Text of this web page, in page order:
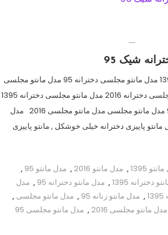
شیک 95
مدل مانتو مجلسی دخترانه 1395 مدل مانتو مجلسی دخترانه 95 مدل مانتو مجلسی
دخترانه شیک 95 مدل مانتو مجلسی دخترانه 2016 مدل مانتو مجلسی دخترانه 1395
مدل مانتو مجلسی دخترانه 95 مدل مانتو مجلسی مدل مانتو مجلسی 2016 مدل
مانتو , مدل مانتو پاییزی دخترانه خیلی خوشکل , مانتو پاییزی
1395
, مدل مانتو 2016 , مدل مانتو 95
,
دخترانه 1395 , مدل مانتو دخترانه 95 , مدل
, مدل مانتو زنانه 95 , مدل مانتو مجلسی ,
مدل مانتو مجلسی 2016 , مدل مانتو مجلسی 95